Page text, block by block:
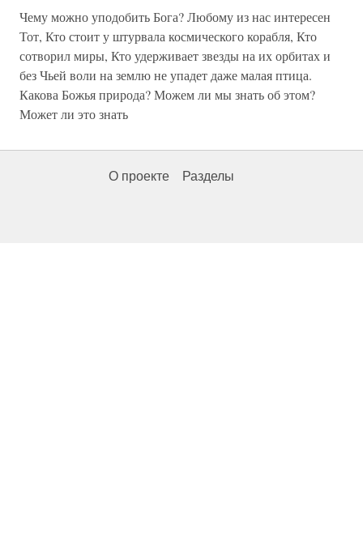
Чему можно уподобить Бога? Любому из нас интересен
Тот, Кто стоит у штурвала космического корабля, Кто
сотворил миры, Кто удерживает звезды на их орбитах и
без Чьей воли на землю не упадет даже малая птица.
Какова Божья природа? Можем ли мы знать об этом?
Может ли это знать
О проекте Разделы